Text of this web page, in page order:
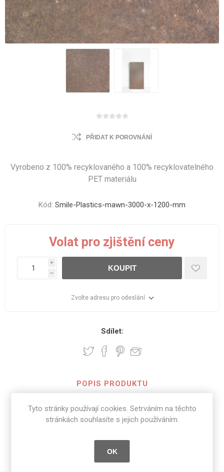
PŘIDAT K POROVNÁNÍ
Vyrobeno z 100% recyklovaného a 100% recyklovatelného
PET materiálu
Kód: Smile-Plastics-mawn-3000-x-1200-mm
Volat pro zjištění ceny
i
h
KOUPIT
Zvolte adresu pro odeslání
Sdílet:
POPIS PRODUKTU
SPECIFIKACE PRODUKTU
Tyto stránky používají cookies. Setrváním na těchto
stránkách souhlasíte s jejich používáním.
OK